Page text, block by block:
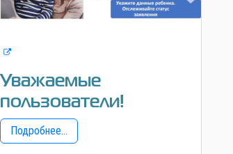
Уважаемые
пользователи!
Подробнее...